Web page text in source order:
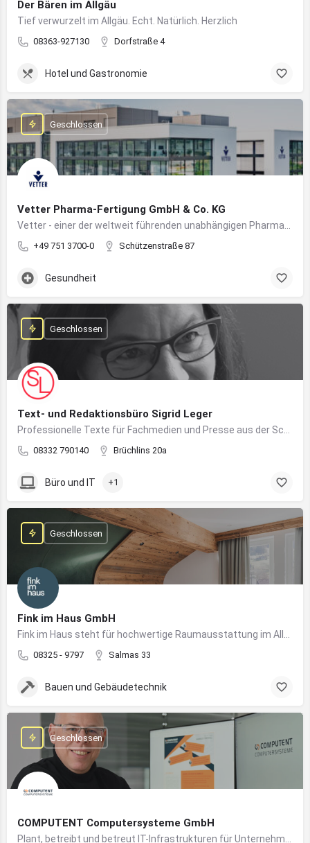
Der Bären im Allgäu
Tief verwurzelt im Allgäu. Echt. Natürlich. Herzlich
08363-927130 Dorfstraße 4
Hotel und Gastronomie
Vetter Pharma-Fertigung GmbH & Co. KG
+49 751 3700-0 Schützenstraße 87
Geschlossen
Gesundheit
Text- und Redaktionsbüro Sigrid Leger
08332 790140 Brüchlins 20a
Geschlossen
Büro und IT +1
Fink im Haus GmbH
08325 - 9797 Salmas 33
Geschlossen
Bauen und Gebäudetechnik
COMPUTENT Computersysteme GmbH
Geschlossen